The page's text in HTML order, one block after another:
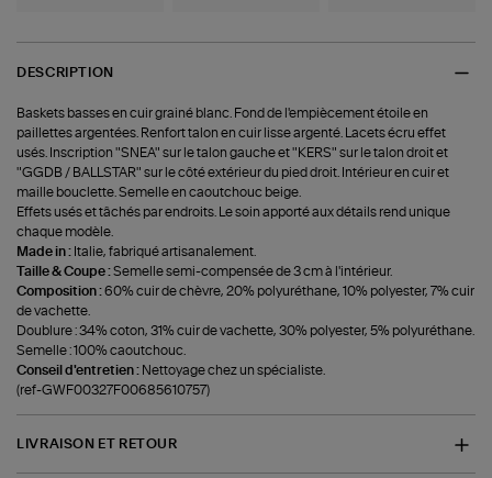
DESCRIPTION
Baskets basses en cuir grainé blanc. Fond de l'empiècement étoile en
paillettes argentées. Renfort talon en cuir lisse argenté. Lacets écru effet
usés. Inscription "SNEA" sur le talon gauche et "KERS" sur le talon droit et
"GGDB / BALLSTAR" sur le côté extérieur du pied droit. Intérieur en cuir et
maille bouclette. Semelle en caoutchouc beige.
Effets usés et tâchés par endroits. Le soin apporté aux détails rend unique
chaque modèle.
Made in : Italie, fabriqué artisanalement.
Taille & Coupe :Semelle semi-compensée de 3 cm à l'intérieur.
Composition :60% cuir de chèvre, 20% polyuréthane, 10% polyester, 7% cuir
de vachette.
Doublure : 34% coton, 31% cuir de vachette, 30% polyester, 5% polyuréthane.
Semelle : 100% caoutchouc.
Conseil d'entretien : Nettoyage chez un spécialiste.
(ref-GWF00327F00685610757)
LIVRAISON ET RETOUR